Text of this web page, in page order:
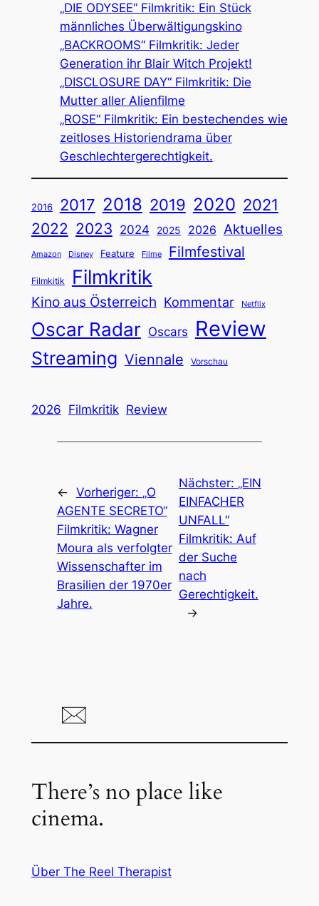
„DIE ODYSEE“ Filmkritik: Ein Stück
männliches Überwältigungskino
„BACKROOMS“ Filmkritik: Jeder
Generation ihr Blair Witch Projekt!
„DISCLOSURE DAY“ Filmkritik: Die
Mutter aller Alienfilme
„ROSE“ Filmkritik: Ein bestechendes wie
zeitloses Historiendrama über
Geschlechtergerechtigkeit.
2016 2017 2018 2019 2020 2021
2022 2023 2024 2025 2026 Aktuelles
Amazon Disney Feature Filme Filmfestival
Filmkitik Filmkritik
Kino aus Österreich Kommentar Netflix
Oscar Radar Oscars Review
Streaming Viennale Vorschau
2026 Filmkritik Review
← Vorheriger: „O
AGENTE SECRETO“
Filmkritik: Wagner
Moura als verfolgter
Wissenschafter im
Brasilien der 1970er
Jahre.
Nächster: „EIN
EINFACHER
UNFALL“
Filmkritik: Auf
der Suche
nach
Gerechtigkeit.
→
There’s no place like
cinema.
Über The Reel Therapist